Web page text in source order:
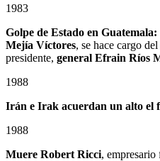
1983
Golpe de Estado en Guatemala:
Mejía Víctores, se hace cargo
presidente, general Efrain Ríos
1988
Irán e Irak acuerdan un alto el
1988
Muere Robert Ricci, empresario